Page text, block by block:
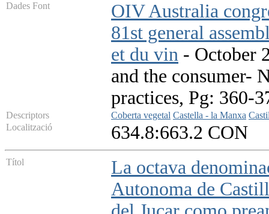
Dades Font
OIV Australia
81st general
et du vin - October
and the consumer-
practices, Pg: 360-
Descriptors Coberta vegetal Castella - la Manxa
Localització
634.8:663.2 CON
Títol
La octava
Autonoma de